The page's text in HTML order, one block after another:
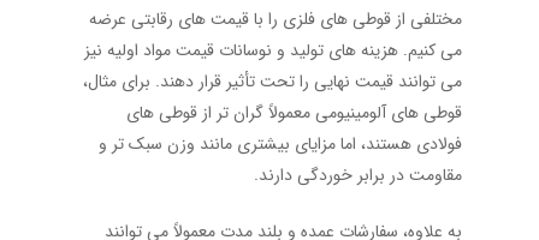
مختلفی از قوطی‌ های فلزی را با قیمت ‌های رقابتی عرضه
می‌ کنیم. هزینه‌ های تولید و نوسانات قیمت مواد اولیه نیز
می‌ توانند قیمت نهایی را تحت تأثیر قرار دهند. برای مثال،
قوطی ‌های آلومینیومی معمولاً گران‌ تر از قوطی‌ های
فولادی هستند، اما مزایای بیشتری مانند وزن سبک ‌تر و
مقاومت در برابر خوردگی دارند.
به علاوه، سفارشات عمده و بلند مدت معمولاً می ‌توانند